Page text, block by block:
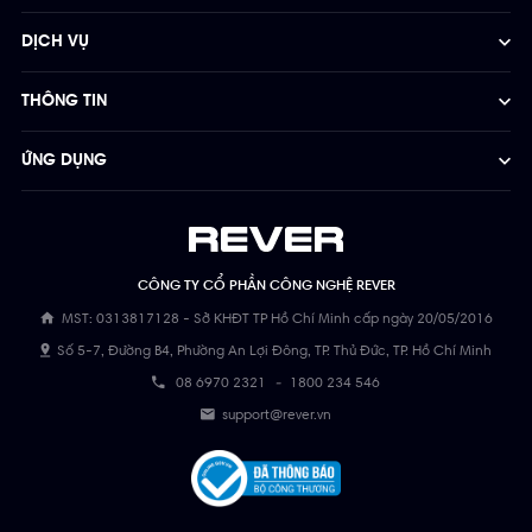
CÔNG TY CỔ PHẦN CÔNG NGHỆ REVER
MST: 0313817128 - Sở KHĐT TP Hồ Chí Minh cấp ngày 20/05/2016
Số 5-7, Đường B4, Phường An Lợi Đông, TP. Thủ Đức, TP. Hồ Chí Minh
08 6970 2321 - 1800 234 546
support@rever.vn
DỊCH VỤ
THÔNG TIN
ỨNG DỤNG